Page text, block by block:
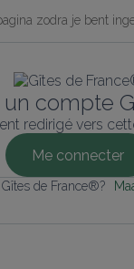
zodra je bent
compte
redirigé vers
Me connecter
de France®?